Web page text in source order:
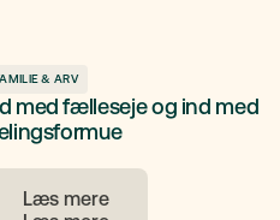
& ARV
med fælleseje og ind med
Læs mere